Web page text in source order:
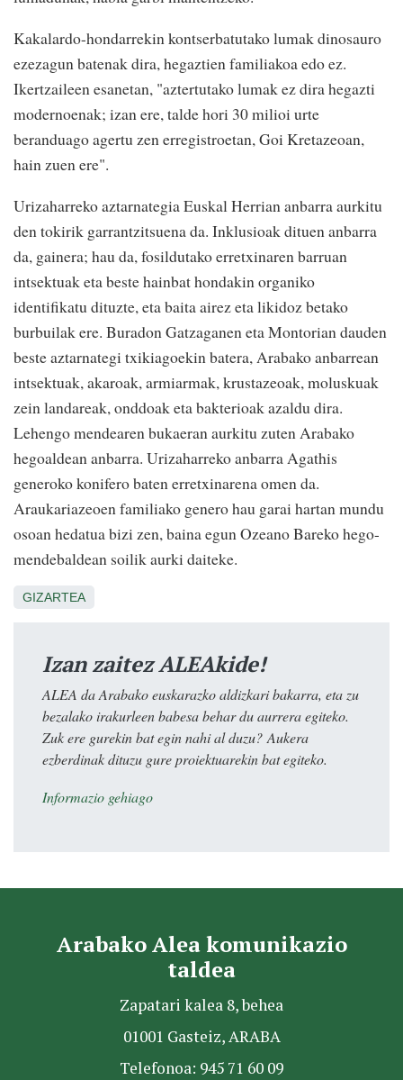
Kakalardo-hondarrekin kontserbatutako lumak dinosauro
ezezagun batenak dira, hegaztien familiakoa edo ez.
Ikertzaileen esanetan, "aztertutako lumak ez dira hegazti
modernoenak; izan ere, talde hori 30 milioi urte
beranduago agertu zen erregistroetan, Goi Kretazeoan,
hain zuen ere".
Urizaharreko aztarnategia Euskal Herrian anbarra aurkitu
den tokirik garrantzitsuena da. Inklusioak dituen anbarra
da, gainera; hau da, fosildutako erretxinaren barruan
intsektuak eta beste hainbat hondakin organiko
identifikatu dituzte, eta baita airez eta likidoz betako
burbuilak ere. Buradon Gatzaganen eta Montorian dauden
beste aztarnategi txikiagoekin batera, Arabako anbarrean
intsektuak, akaroak, armiarmak, krustazeoak, moluskuak
zein landareak, onddoak eta bakterioak azaldu dira.
Lehengo mendearen bukaeran aurkitu zuten Arabako
hegoaldean anbarra. Urizaharreko anbarra Agathis
generoko konifero baten erretxinarena omen da.
Araukariazeoen familiako genero hau garai hartan mundu
osoan hedatua bizi zen, baina egun Ozeano Bareko hego-
mendebaldean soilik aurki daiteke.
GIZARTEA
Izan zaitez ALEAkide!
ALEA da Arabako euskarazko aldizkari bakarra, eta zu
bezalako irakurleen babesa behar du aurrera egiteko.
Zuk ere gurekin bat egin nahi al duzu? Aukera
ezberdinak dituzu gure proiektuarekin bat egiteko.
Informazio gehiago
Arabako Alea komunikazio
taldea
Zapatari kalea 8, behea
01001 Gasteiz, ARABA
Telefonoa: 945 71 60 09